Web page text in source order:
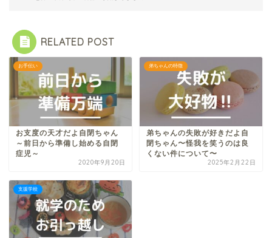
RELATED POST
お手伝い
お支度の天才だよ自閉ちゃん
～前日から準備し始める自閉
症児～
2020年9月20日
弟ちゃんの特徴
弟ちゃんの失敗が好きだよ自
閉ちゃん〜怪我を笑うのは良
くない件について〜
2025年2月22日
支援学校